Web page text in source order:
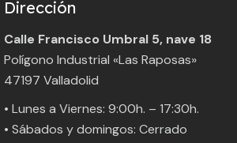
Dirección
Calle Francisco Umbral 5, nave 18
Polígono Industrial «Las Raposas»
47197 Valladolid
• Lunes a Viernes: 9:00h. – 17:30h.
• Sábados y domingos: Cerrado